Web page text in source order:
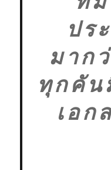
ปร
มาก
ทุกคัน
เอก